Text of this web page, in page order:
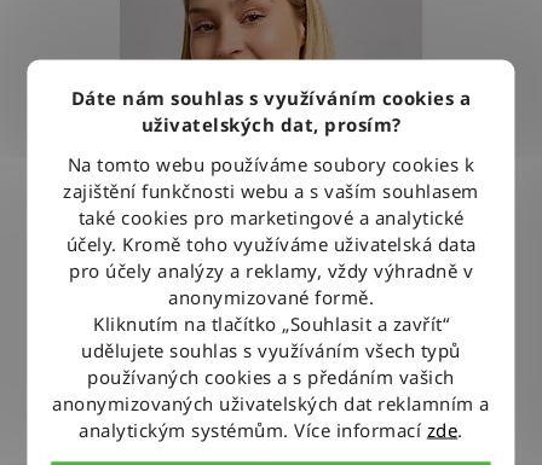
Dáte nám souhlas s využíváním cookies a
uživatelských dat, prosím?
Na tomto webu používáme soubory cookies k
zajištění funkčnosti webu a s vaším souhlasem
také cookies pro marketingové a analytické
účely. Kromě toho využíváme uživatelská data
pro účely analýzy a reklamy, vždy výhradně v
anonymizované formě.
Kliknutím na tlačítko „Souhlasit a zavřít“
udělujete souhlas s využíváním všech typů
používaných cookies a s předáním vašich
anonymizovaných uživatelských dat reklamním a
analytickým systémům. Více informací zde.
Tričko Lee HENLEY SEAFOAM
800 Kč